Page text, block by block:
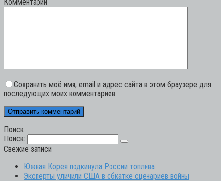
Комментарий
Сохранить моё имя, email и адрес сайта в этом браузере для
последующих моих комментариев.
Поиск
Поиск:
Свежие записи
Южная Корея подкинула России топлива
Эксперты уличили США в обкатке сценариев войны